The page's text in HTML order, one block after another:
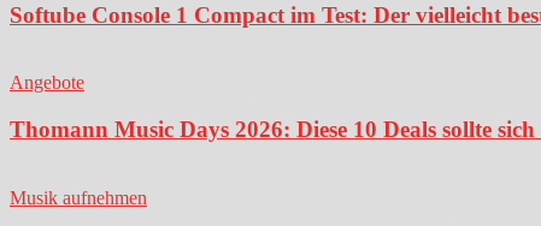
Softube Console 1 Compact im Test: Der vielleicht
Angebote
Thomann Music Days 2026: Diese 10 Deals sollte
Musik aufnehmen